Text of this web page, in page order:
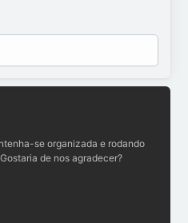
se organizada e rodando
de nos agradecer?